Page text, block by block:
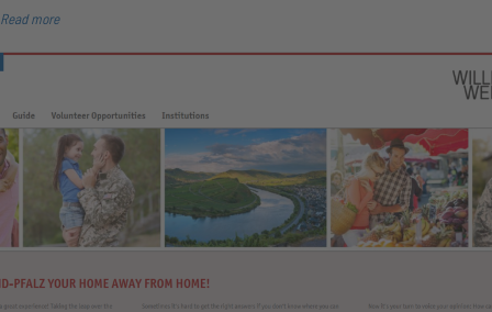
Read more